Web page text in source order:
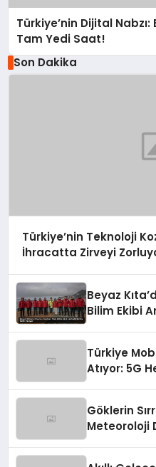
Türkiye’nin Dijital
Tam Yedi Saat!
Son Dakika
Türkiye’nin Teknoloji
İhracatta Zirveyi
Beyaz
Bilim Ekibi
Türkiye
Atıyor: 5G
Göklerin
Meteoroloji